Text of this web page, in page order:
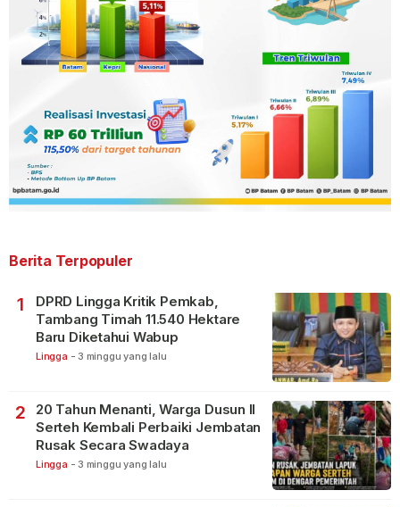
Berita Terpopuler
1
DPRD Lingga Kritik Pemkab,
Tambang Timah 11.540 Hektare
Baru Diketahui Wabup
Lingga - 3 minggu yang lalu
2
20 Tahun Menanti, Warga Dusun II
Serteh Kembali Perbaiki Jembatan
Rusak Secara Swadaya
Lingga - 3 minggu yang lalu